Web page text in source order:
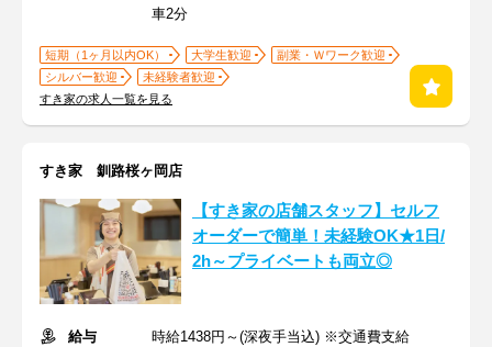
車2分
短期（1ヶ月以内OK） 大学生歓迎
副業・Ｗワーク歓迎
シルバー歓迎
未経験者歓迎
すき家の求人一覧を見る
すき家 釧路桜ヶ岡店
【すき家の店舗スタッフ】セルフ
オーダーで簡単！未経験OK★1日/
2h～プライベートも両立◎
給与
時給1438円～(深夜手当込) ※交通費支給